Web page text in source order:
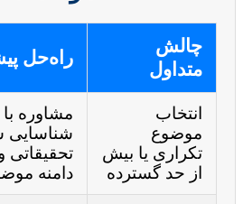
چالش
متداول
راه‌حل
انتخاب
موضوع
تکراری یا بیش
از حد گسترده
مشاوره
تحقیقاتی
دامنه